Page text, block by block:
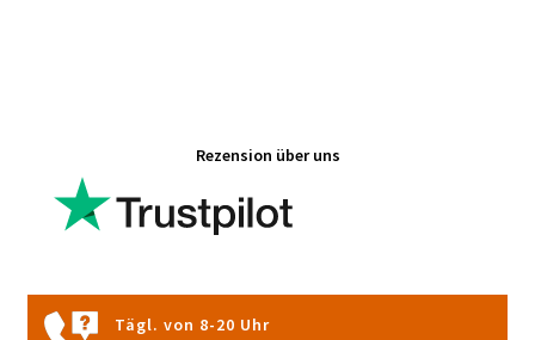
Rezension über uns
Tägl. von 8-20 Uhr